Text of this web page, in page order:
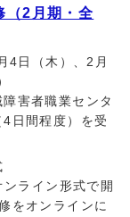
（2月期・全
4日（木）、2月
害者職業センタ
日間程度）を受
ライン形式で開
をオンラインに